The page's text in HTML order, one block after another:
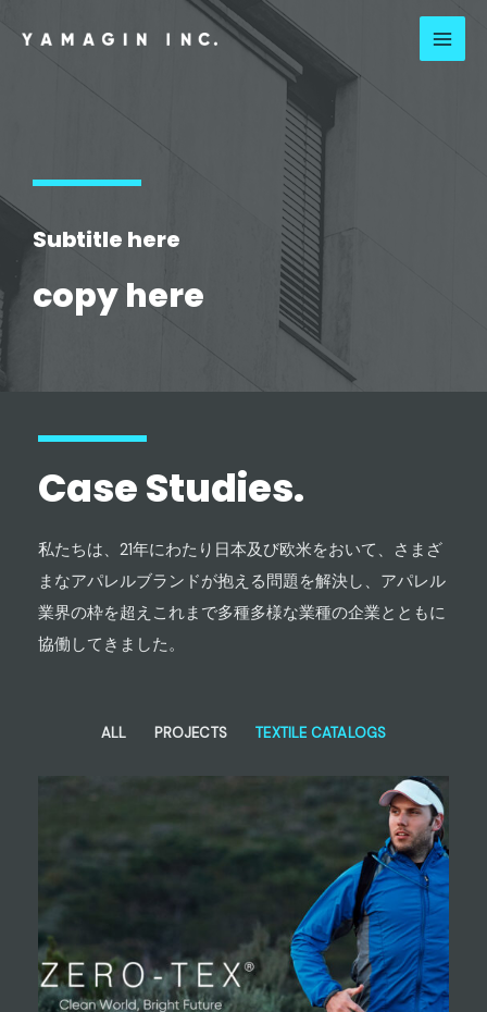
Subtitle here
copy here
Case Studies.
私たちは、21年にわたり日本及び欧米をおいて、さまざ
まなアパレルブランドが抱える問題を解決し、アパレル
業界の枠を超えこれまで多種多様な業種の企業とともに
協働してきました。
ALL PROJECTS TEXTILE CATALOGS